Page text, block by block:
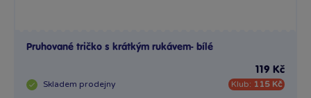
Pruhované tričko s krátkým rukávem- bílé
Skladem prodejny
119 Kč
Klub: 115 Kč